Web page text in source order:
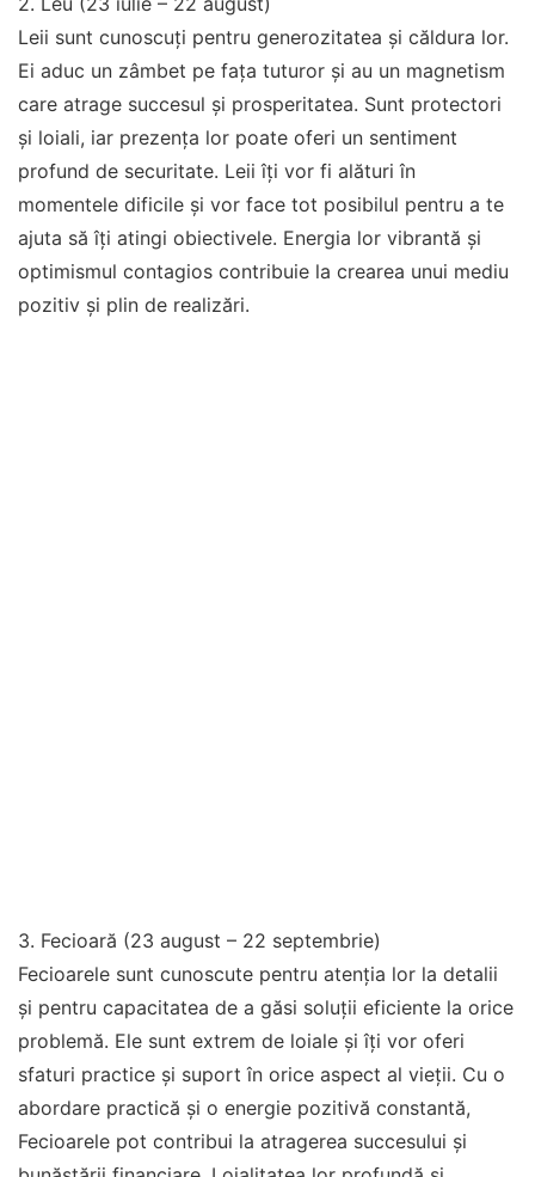
Leii sunt cunoscuți pentru generozitatea și căldura lor.
Ei aduc un zâmbet pe fața tuturor și au un magnetism
care atrage succesul și prosperitatea. Sunt protectori
și loiali, iar prezența lor poate oferi un sentiment
profund de securitate. Leii îți vor fi alături în
momentele dificile și vor face tot posibilul pentru a te
ajuta să îți atingi obiectivele. Energia lor vibrantă și
optimismul contagios contribuie la crearea unui mediu
pozitiv și plin de realizări.
3. Fecioară (23 august – 22 septembrie)
Fecioarele sunt cunoscute pentru atenția lor la detalii
și pentru capacitatea de a găsi soluții eficiente la orice
problemă. Ele sunt extrem de loiale și îți vor oferi
sfaturi practice și suport în orice aspect al vieții. Cu o
abordare practică și o energie pozitivă constantă,
Fecioarele pot contribui la atragerea succesului și